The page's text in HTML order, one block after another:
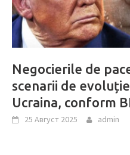
Negocierile de
scenarii de
Ucraina, conform
25 Август 2025 admin